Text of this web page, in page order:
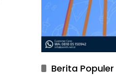
Berita Populer